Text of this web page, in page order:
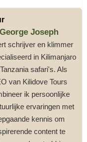
George Joseph
schrijver en klimmer
in Kilimanjaro
safari's. Als
van Kilidove Tours
ik persoonlijke
ervaringen met
kennis om
content te